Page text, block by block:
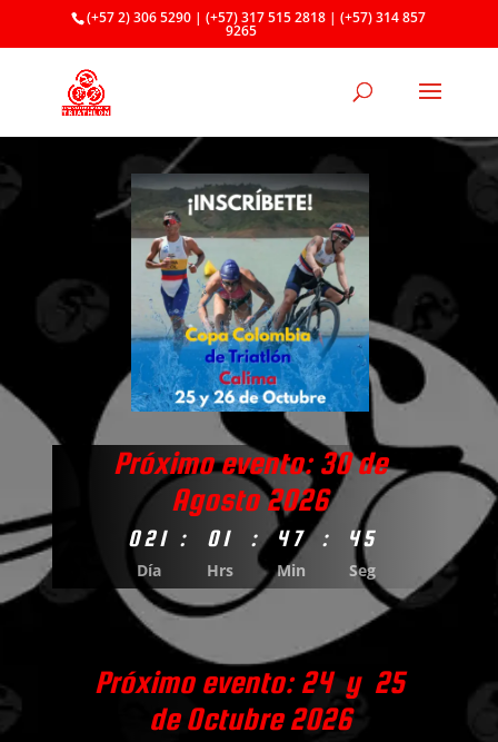
(+57 2) 306 5290 | (+57) 317 515 2818 | (+57) 314 857
9265
Próximo evento: 30 de
Agosto 2026
021
Día
: 01
Hrs
: 47
Min
: 43
Seg
Próximo evento: 24 y 25
de Octubre 2026